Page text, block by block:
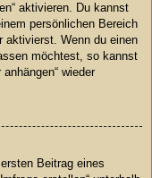
aktivieren. Du kannst
persönlichen Bereich
aktivierst. Wenn du einen
möchtest, so kannst
wieder
Beitrag eines